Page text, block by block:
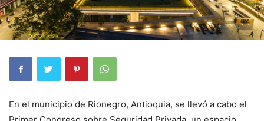
En el municipio de Rionegro, Antioquia, se llevó a cabo el